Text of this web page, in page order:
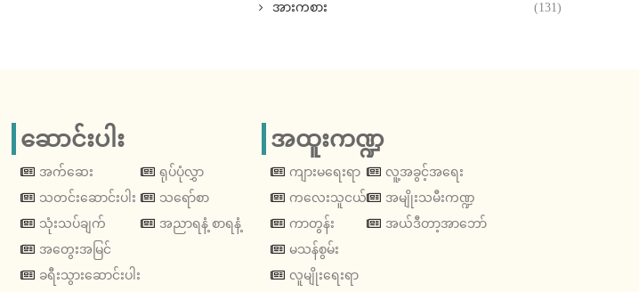
အားကစား (131)
ဆောင်းပါး
အက်ဆေး
သတင်းဆောင်းပါး
သုံးသပ်ချက်
အတွေးအမြင်
ခရီးသွားဆောင်းပါး
ရုပ်ပုံလွှာ
သရော်စာ
အညာရနံ့ စာရနံ့
အထူးကဏ္ဍ
ကျားမရေးရာ
ကလေးသူငယ်
ကာတွန်း
မသန်စွမ်း
လူမျိုးရေးရာ
လူ့အခွင့်အရေး
အမျိုးသမီးကဏ္ဍ
အယ်ဒီတာ့အာဘော်